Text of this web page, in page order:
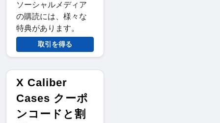
ソーシャルメディア
の購読には、様々な
特典があります。
取引を得る
X Caliber
Cases クーポ
ンコードと割